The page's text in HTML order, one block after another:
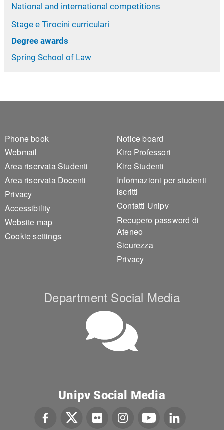
National and international competitions
Stage e Tirocini curriculari
Degree awards
Spring School of Law
Footer 1
Phone book
Webmail
Area riservata Studenti
Area riservata Docenti
Privacy
Accessibility
Website map
Cookie settings
Footer 2
Notice board
Kiro Professori
Kiro Studenti
Informazioni per studenti
iscritti
Contatti Unipv
Recupero password di
Ateneo
Sicurezza
Privacy
Department Social Media
Unipv Social Media